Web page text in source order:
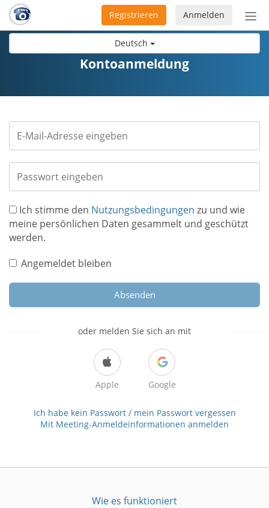
Deutsch
Anmelden
Registrieren
Kontoanmeldung
Ich stimme den Nutzungsbedingungen zu und wie
meine persönlichen Daten gesammelt und geschützt
werden.
Angemeldet bleiben
Absenden
oder melden Sie sich an mit
Apple Google
Ich habe kein Passwort / mein Passwort vergessen
Mit Meeting-Anmeldeinformationen anmelden
Wie es funktioniert